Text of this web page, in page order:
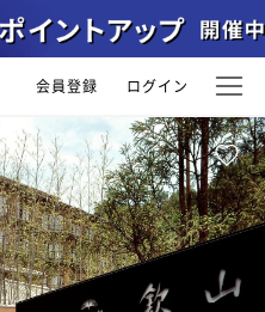
会員登録 ログイン